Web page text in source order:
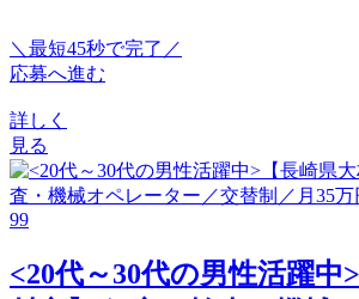
＼最短45秒で完了／
応募へ進む
詳しく
見る
<20代～30代の男性活躍中